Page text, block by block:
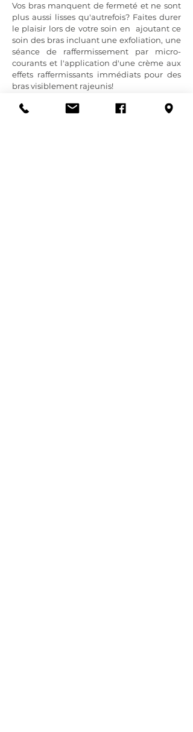
Vos bras manquent de fermeté et ne sont
plus aussi lisses qu'autrefois? Faites durer
le plaisir lors de votre soin en ajoutant ce
soin des bras incluant une exfoliation, une
séance de raffermissement par micro-
courants et l'application d'une crème aux
effets raffermissants immédiats pour des
bras visiblement rajeunis!